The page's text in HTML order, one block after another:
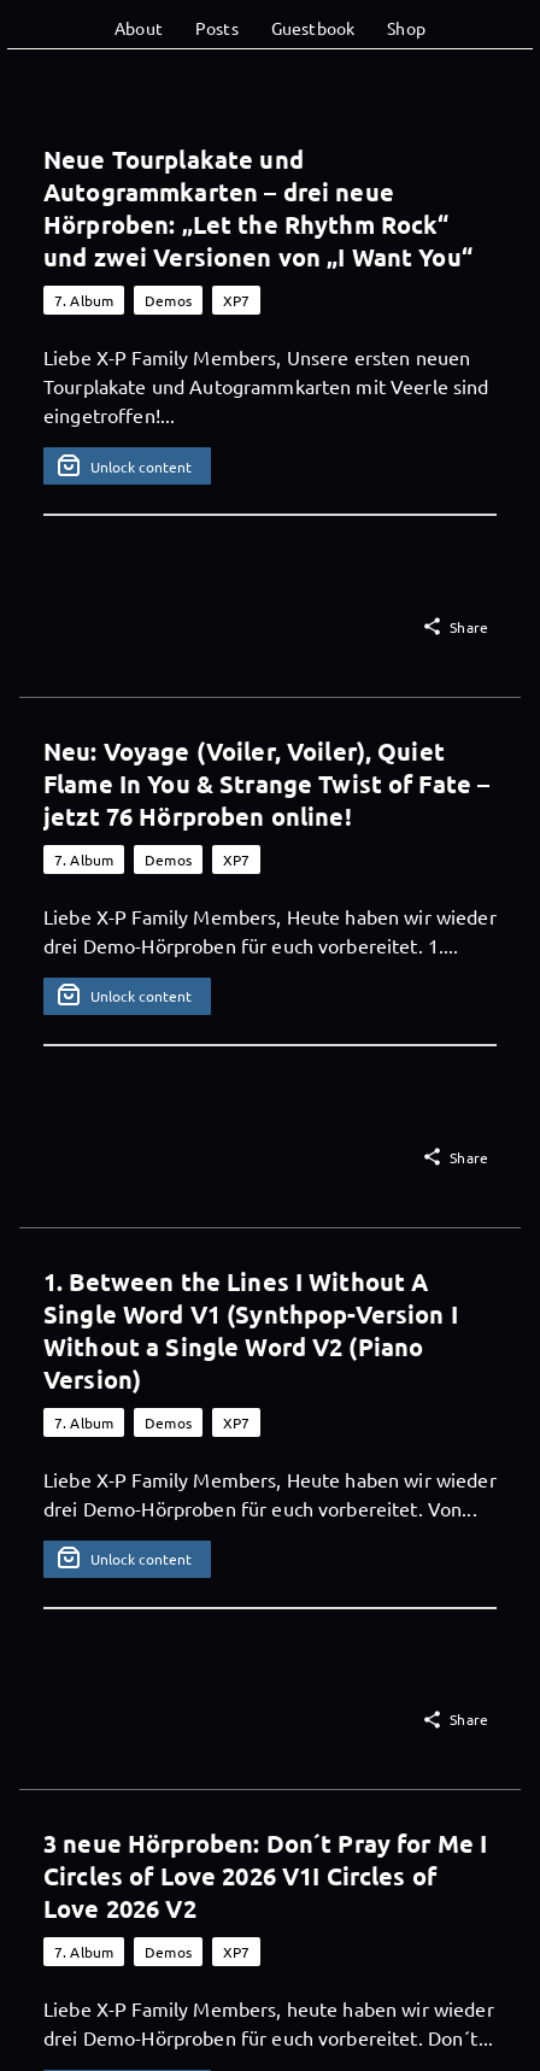
About Posts Guestbook Shop
Neue Tourplakate und
Autogrammkarten – drei neue
Hörproben: „Let the Rhythm Rock“
und zwei Versionen von „I Want You“
7. Album Demos XP7
Liebe X-P Family Members, Unsere ersten neuen
Tourplakate und Autogrammkarten mit Veerle sind
eingetroffen!...
Unlock content
 Share
Neu: Voyage (Voiler, Voiler), Quiet
Flame In You & Strange Twist of Fate –
jetzt 76 Hörproben online!
7. Album Demos XP7
Liebe X-P Family Members, Heute haben wir wieder
drei Demo-Hörproben für euch vorbereitet. 1....
Unlock content
 Share
1. Between the Lines I Without A
Single Word V1 (Synthpop-Version I
Without a Single Word V2 (Piano
Version)
7. Album Demos XP7
Liebe X-P Family Members, Heute haben wir wieder
drei Demo-Hörproben für euch vorbereitet. Von...
Unlock content
 Share
3 neue Hörproben: Don´t Pray for Me I
Circles of Love 2026 V1I Circles of
Love 2026 V2
7. Album Demos XP7
Liebe X-P Family Members, heute haben wir wieder
drei Demo-Hörproben für euch vorbereitet. Don´t...